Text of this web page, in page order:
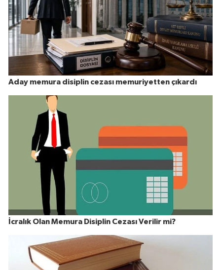
Aday memura disiplin cezası memuriyetten çıkardı
İcralık Olan Memura Disiplin Cezası Verilir mi?